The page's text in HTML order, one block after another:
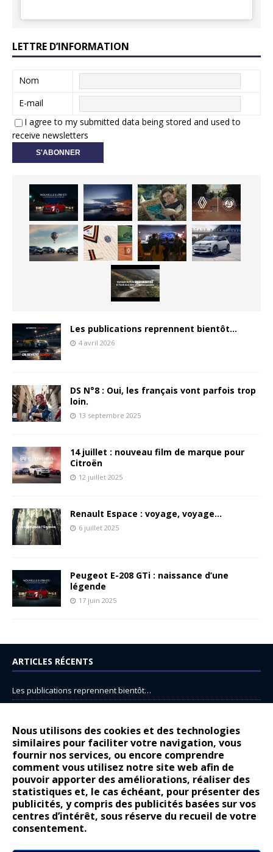
Nous utilisons des cookies et des technologies
similaires pour faciliter votre navigation, vous
fournir nos services, ou encore comprendre
comment vous utilisez notre site web afin de
pouvoir apporter des améliorations, réaliser des
statistiques et, le cas échéant, pour présenter des
publicités, y compris des publicités basées sur vos
centres d’intérêt, sous réserve du recueil de votre
consentement.
LETTRE D’INFORMATION
Nom
E-mail
I agree to my submitted data being stored and used to
receive newsletters
Les publications reprennent bientôt…
4 avril 2026
DS N°8 : Oui, les français vont parfois trop
loin.
13 septembre 2025
14 juillet : nouveau film de marque pour
Citroën
12 juillet 2025
Renault Espace : voyage, voyage…
6 juillet 2025
Peugeot E-208 GTi : naissance d’une
légende
17 juin 2025
ARTICLES RÉCENTS
Les publications reprennent bientôt…
14 juillet : nouveau film de marque pour Citroën
Renault Espace : voyage, voyage…
Peugeot E-208 GTi : naissance d’une légende
COMMENTAIRES RÉCENTS
Bernard DardartdansDacia Sandero : pour les gens vrais